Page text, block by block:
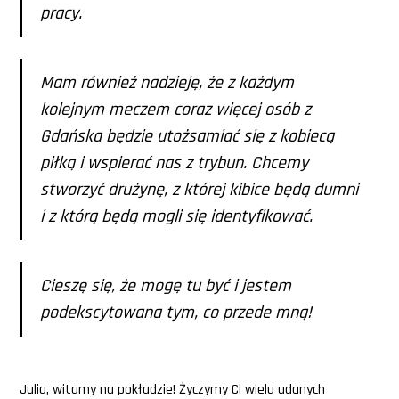
pracy.
Mam również nadzieję, że z każdym
kolejnym meczem coraz więcej osób z
Gdańska będzie utożsamiać się z kobiecą
piłką i wspierać nas z trybun. Chcemy
stworzyć drużynę, z której kibice będą dumni
i z którą będą mogli się identyfikować.
Cieszę się, że mogę tu być i jestem
podekscytowana tym, co przede mną!
Julia, witamy na pokładzie! Życzymy Ci wielu udanych